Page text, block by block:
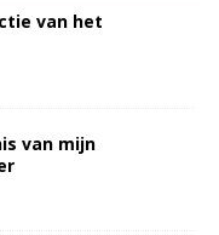
van het
van mijn